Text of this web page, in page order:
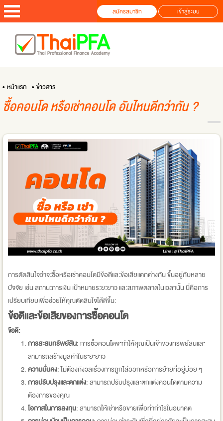
สมัครสมาชิก เข้าสู่ระบบ
• หน้าแรก • ข่าวสาร
ซื้อคอนโด หรือเช่าคอนโด อันไหนดีกว่ากัน ?
การตัดสินใจว่าจะซื้อหรือเช่าคอนโดมีข้อดีและข้อเสียแตกต่างกัน ขึ้นอยู่กับหลาย
ปัจจัย เช่น สถานะการเงิน เป้าหมายระยะยาว และสภาพตลาดในเวลานั้น นี่คือการ
เปรียบเทียบเพื่อช่วยให้คุณตัดสินใจได้ดีขึ้น:
ข้อดีและข้อเสียของการซื้อคอนโด
ข้อดี:
การสะสมทรัพย์สิน: การซื้อคอนโดจะทำให้คุณเป็นเจ้าของทรัพย์สินและ
สามารถสร้างมูลค่าในระยะยาว
ความมั่นคง: ไม่ต้องกังวลเรื่องการถูกไล่ออกหรือการย้ายที่อยู่บ่อย ๆ
การปรับปรุงและตกแต่ง: สามารถปรับปรุงและตกแต่งคอนโดตามความ
ต้องการของคุณ
โอกาสในการลงทุน: สามารถให้เช่าหรือขายเพื่อทำกำไรในอนาคต